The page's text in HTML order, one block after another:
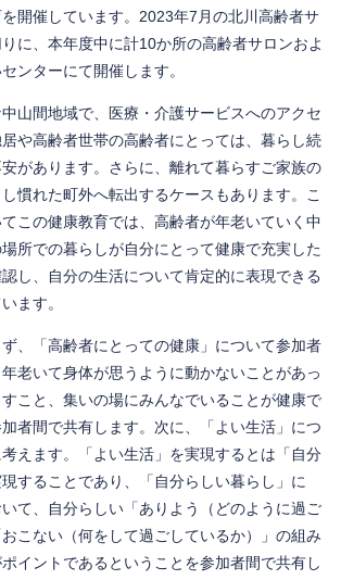
開催しています。2023年7月の北川高齢者サ
に、本年度中に計10か所の高齢者サロンおよ
ンターにて開催します。
山間地域で、医療・介護サービスへのアクセ
や高齢者世帯の高齢者にとっては、暮らし続
があります。さらに、離れて暮らすご家族の
慣れた町外へ転出するケースもあります。こ
この健康教育では、高齢者が年老いていく中
所での暮らしが自分にとって健康で充実した
し、自分の生活について肯定的に表現できる
ます。
、「高齢者にとっての健康」について参加者
老いて身体が思うように動かないことがあっ
こと、集いの場にみんなでいることが健康で
者間で共有します。次に、「よい生活」につ
えます。「よい生活」を実現するとは「自分
することであり、「自分らしい暮らし」に
て、自分らしい「ありよう（どのように過ご
こない（何をして過ごしているか）」の組み
イントであるということを参加者間で共有し